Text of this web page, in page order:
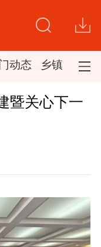
动态 乡镇新闻
暨关心下一